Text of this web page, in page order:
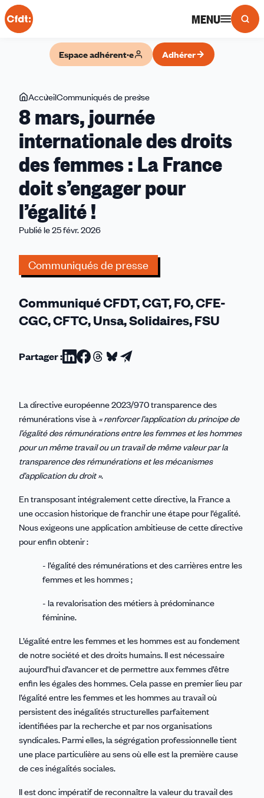
Panneau de gestion des cookies
MENU
Espace adhérent·e Adhérer
Vous
êtes
ici
AccueilCommuniqués de presse
mars,
journée
internationale
des
droits
des
doit
s’engager
l’égalité
!
8 mars, journée
internationale des droits
des femmes : La France
doit s’engager pour
l’égalité !
Publié le 25 févr. 2026
Communiqués de presse
Communiqué CFDT, CGT, FO, CFE-
CGC, CFTC, Unsa, Solidaires, FSU
Partager :Partager
Linkedin
Partager
Facebook
Partager
Threads
Partager
Bluesky
Partager
email
La directive européenne 2023/970 transparence des
rémunérations vise à « renforcer l’application du principe de
l’égalité des rémunérations entre les femmes et les hommes
pour un même travail ou un travail de même valeur par la
transparence des rémunérations et les mécanismes
d’application du droit ».
En transposant intégralement cette directive, la France a
une occasion historique de franchir une étape pour l’égalité.
Nous exigeons une application ambitieuse de cette directive
pour enfin obtenir :
- l’égalité des rémunérations et des carrières entre les
femmes et les hommes ;
- la revalorisation des métiers à prédominance
féminine.
L’égalité entre les femmes et les hommes est au fondement
de notre société et des droits humains. Il est nécessaire
aujourd’hui d’avancer et de permettre aux femmes d’être
enfin les égales des hommes. Cela passe en premier lieu par
l’égalité entre les femmes et les hommes au travail où
persistent des inégalités structurelles parfaitement
identifiées par la recherche et par nos organisations
syndicales. Parmi elles, la ségrégation professionnelle tient
une place particulière au sens où elle est la première cause
de ces inégalités sociales.
Il est donc impératif de reconnaître la valeur du travail des